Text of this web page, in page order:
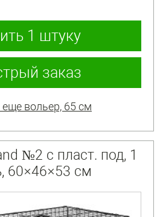
1 штуку
заказ
вольер, 65 см
№2 с пласт. под, 1
60×46×53 см